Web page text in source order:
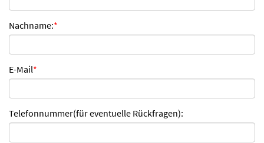
e
Nachname:*
E-Mail*
Telefonnummer(für eventuelle Rückfragen):